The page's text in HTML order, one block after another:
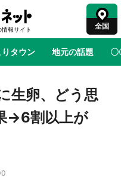
全国
タウン 地元の話題 〇
はありがとう 物語がはじ
が栃木県を征服！？ 県
地」が生産されてます
生卵、どう思
→6割以上が